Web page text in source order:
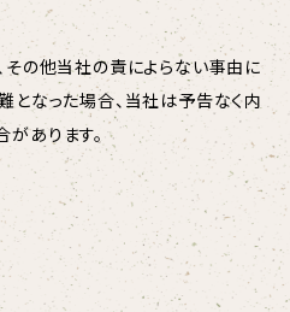
その他当社の責によらない事由に
となった場合、当社は予告なく内
あります。